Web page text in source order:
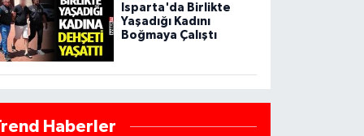
Isparta'da Birlikte
Yaşadığı Kadını
Boğmaya Çalıştı
Haberler